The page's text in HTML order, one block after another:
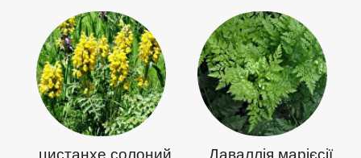
цистанхе солоний Даваллія марієсії